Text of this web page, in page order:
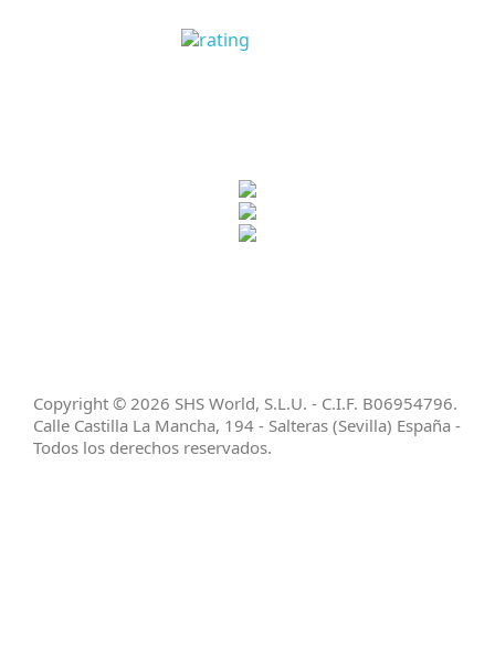
OPINIONES CLIENTES
Copyright © 2026 SHS World, S.L.U. - C.I.F. B06954796.
Calle Castilla La Mancha, 194 - Salteras (Sevilla) España -
Todos los derechos reservados.